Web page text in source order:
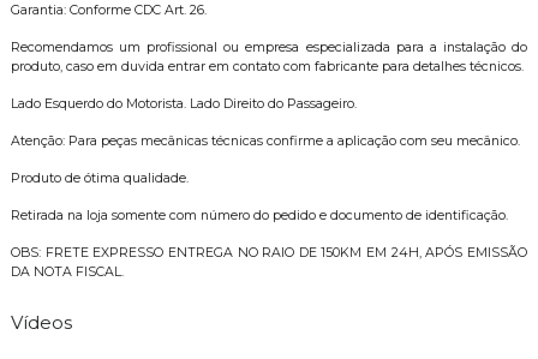
Garantia: Conforme CDC Art. 26.
Recomendamos um profissional ou empresa especializada para a instalação do
produto, caso em duvida entrar em contato com fabricante para detalhes técnicos.
Lado Esquerdo do Motorista. Lado Direito do Passageiro.
Atenção: Para peças mecânicas técnicas confirme a aplicação com seu mecânico.
Produto de ótima qualidade.
Retirada na loja somente com número do pedido e documento de identificação.
OBS: FRETE EXPRESSO ENTREGA NO RAIO DE 150KM EM 24H, APÓS EMISSÃO
DA NOTA FISCAL.
Vídeos